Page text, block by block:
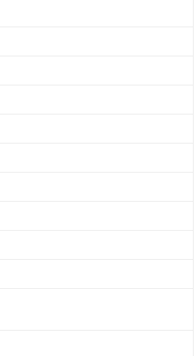
質）の非含有に対応した製品が提供可能な商品
の非含有に対応した製品に切り替える予定の
質）の非含有に非対応の商品で、対応品を出